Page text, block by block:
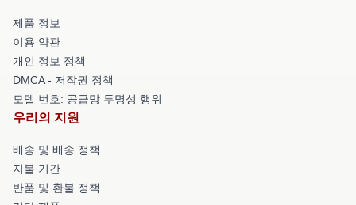
제품 정보
이용 약관
개인 정보 정책
DMCA - 저작권 정책
모델 번호: 공급망 투명성 행위
우리의 지원
배송 및 배송 정책
지불 기간
반품 및 환불 정책